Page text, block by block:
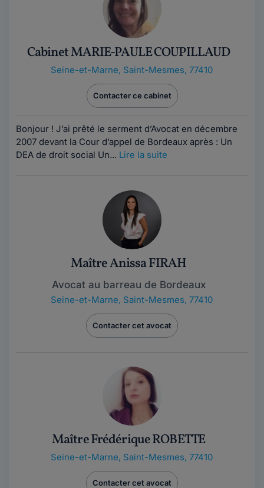
Cabinet MARIE-PAULE COUPILLAUD
Seine-et-Marne, Saint-Mesmes, 77410
Contacter ce cabinet
Bonjour ! J’ai prêté le serment d’Avocat en décembre
2007 devant la Cour d’appel de Bordeaux après : Un
DEA de droit social Un... Lire la suite
Maître Anissa FIRAH
Avocat au barreau de Bordeaux
Seine-et-Marne, Saint-Mesmes, 77410
Contacter cet avocat
Maître Frédérique ROBETTE
Seine-et-Marne, Saint-Mesmes, 77410
Contacter cet avocat